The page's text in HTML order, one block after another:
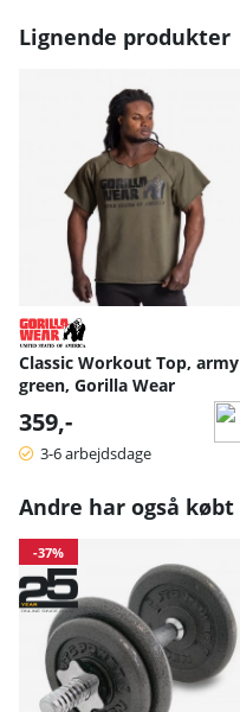
Lignende produkter
Classic Workout Top, army
green, Gorilla Wear
359,-
3-6 arbejdsdage
Andre har også købt
-37%